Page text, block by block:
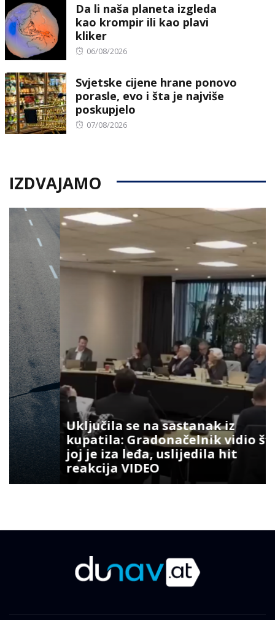
Da li naša planeta izgleda
kao krompir ili kao plavi
kliker
Posted
06/08/2026
Svjetske cijene hrane ponovo
porasle, evo i šta je najviše
poskupjelo
Posted
07/08/2026
IZDVAJAMO
Uključila se na sastanak iz
kupatila: Gradonačelnik vidio šta
joj je iza leđa, uslijedila hit
reakcija VIDEO